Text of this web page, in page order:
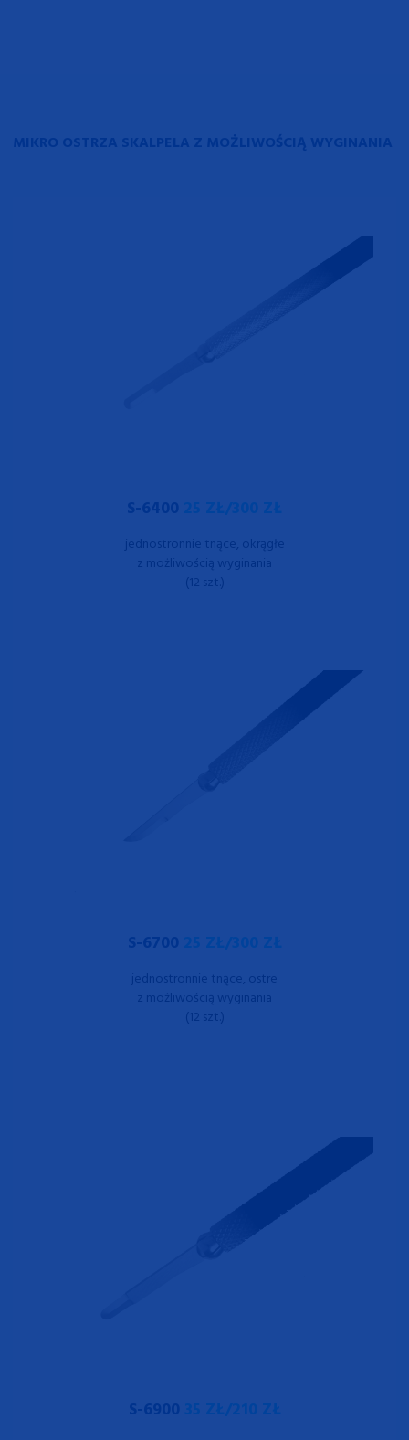
MIKRO OSTRZA SKALPELA Z MOŻLIWOŚCIĄ WYGINANIA
S-6400 25 ZŁ/300 ZŁ
jednostronnie tnące, okrągłe
z możliwością wyginania
(12 szt.)
S-6700 25 ZŁ/300 ZŁ
jednostronnie tnące, ostre
z możliwością wyginania
(12 szt.)
S-6900 35 ZŁ/210 ZŁ